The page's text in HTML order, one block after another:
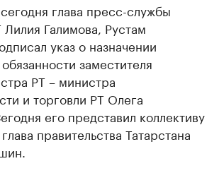
глава пресс-службы
Лилия Галимова, Рустам
указ о назначении
заместителя
РТ – министра
и торговли РТ Олега
его представил коллективу
правительства Татарстана